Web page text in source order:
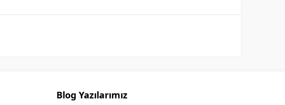
Blog Yazılarımız